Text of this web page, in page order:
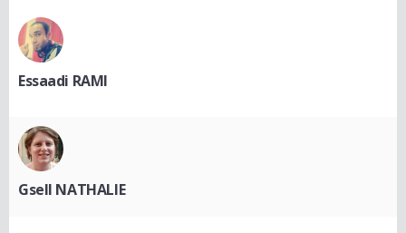
Essaadi RAMI
Gsell NATHALIE